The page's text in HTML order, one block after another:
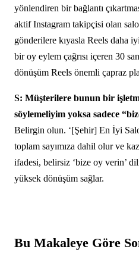
yönlendiren bir bağlantı
aktif Instagram takipçisi olan
gönderilere kıyasla Reels daha
bir oy eylem çağrısı içeren 30
dönüşüm Reels önemli çapraz
S: Müşterilere bunun bir
söylemeliyim yoksa sadece
Belirgin olun. ‘[Şehir] En İyi
toplam sayımıza dahil olur ve
ifadesi, belirsiz ‘bize oy verin’
yüksek dönüşüm sağlar.
Bu Makaleye Göre